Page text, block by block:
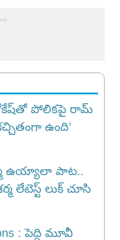
పోలికపై రామ్
ఉంది’
ఉయ్యాలా పాట..
లేటెస్ట్ లుక్ చూసి
: పెద్ది మూవీ